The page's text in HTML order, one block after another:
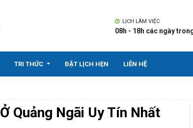
LỊCH LÀM VIỆC
08h - 18h các ngày
TRI THỨC ĐẶT LỊCH HẸN LIÊN HỆ
Quảng Ngãi Uy Tín Nhất